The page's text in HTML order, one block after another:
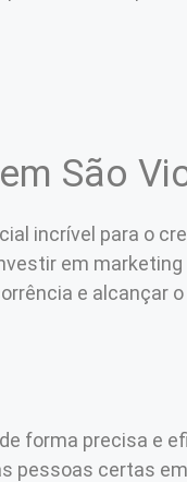
São
incrível para o
em
e alcançar
forma precisa e
pessoas certas